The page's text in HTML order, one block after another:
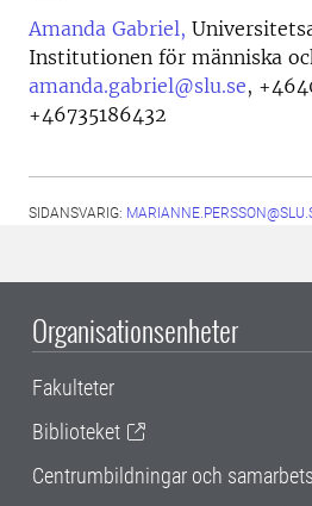
Amanda Gabriel,
Institutionen för människa
amanda.gabriel@slu.se,
+46735186432
SIDANSVARIG:
Organisationsenheter
Fakulteter
Biblioteket
Centrumbildningar och